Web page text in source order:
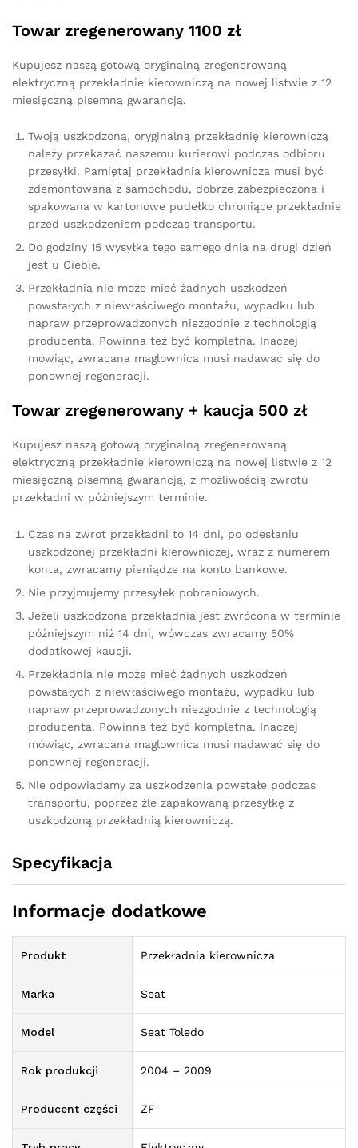
Towar zregenerowany 1100 zł
Kupujesz naszą gotową oryginalną zregenerowaną
elektryczną przekładnie kierowniczą na nowej listwie z 12
miesięczną pisemną gwarancją.
Twoją uszkodzoną, oryginalną przekładnię kierowniczą
należy przekazać naszemu kurierowi podczas odbioru
przesyłki. Pamiętaj przekładnia kierownicza musi być
zdemontowana z samochodu, dobrze zabezpieczona i
spakowana w kartonowe pudełko chroniące przekładnie
przed uszkodzeniem podczas transportu.
Do godziny 15 wysyłka tego samego dnia na drugi dzień
jest u Ciebie.
Przekładnia nie może mieć żadnych uszkodzeń
powstałych z niewłaściwego montażu, wypadku lub
napraw przeprowadzonych niezgodnie z technologią
producenta. Powinna też być kompletna. Inaczej
mówiąc, zwracana maglownica musi nadawać się do
ponownej regeneracji.
Towar zregenerowany + kaucja 500 zł
Kupujesz naszą gotową oryginalną zregenerowaną
elektryczną przekładnie kierowniczą na nowej listwie z 12
miesięczną pisemną gwarancją, z możliwością zwrotu
przekładni w późniejszym terminie.
Czas na zwrot przekładni to 14 dni, po odesłaniu
uszkodzonej przekładni kierowniczej, wraz z numerem
konta, zwracamy pieniądze na konto bankowe.
Nie przyjmujemy przesyłek pobraniowych.
Jeżeli uszkodzona przekładnia jest zwrócona w terminie
późniejszym niż 14 dni, wówczas zwracamy 50%
dodatkowej kaucji.
Przekładnia nie może mieć żadnych uszkodzeń
powstałych z niewłaściwego montażu, wypadku lub
napraw przeprowadzonych niezgodnie z technologią
producenta. Powinna też być kompletna. Inaczej
mówiąc, zwracana maglownica musi nadawać się do
ponownej regeneracji.
Nie odpowiadamy za uszkodzenia powstałe podczas
transportu, poprzez źle zapakowaną przesyłkę z
uszkodzoną przekładnią kierowniczą.
Specyfikacja
Informacje dodatkowe
Produkt Przekładnia kierownicza
Marka Seat
Model Seat Toledo
Rok produkcji 2004 – 2009
Producent części ZF